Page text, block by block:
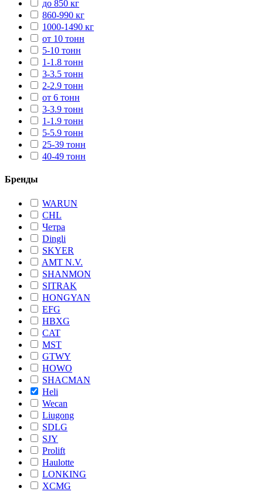
до 850 кг
860-990 кг
1000-1490 кг
от 10 тонн
5-10 тонн
1-1.8 тонн
3-3.5 тонн
2-2.9 тонн
от 6 тонн
3-3.9 тонн
1-1.9 тонн
5-5.9 тонн
25-39 тонн
40-49 тонн
Бренды
WARUN
CHL
Четра
Dingli
SKYER
AMT N.V.
SHANMON
SITRAK
HONGYAN
EFG
HBXG
CAT
MST
GTWY
HOWO
SHACMAN
Heli
Wecan
Liugong
SDLG
SJY
Prolift
Haulotte
LONKING
XCMG